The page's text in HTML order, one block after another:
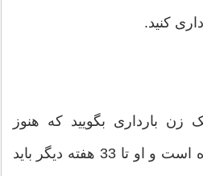
کنید.
زن بارداری بگویید که هنوز
سختی‌های بیشتری در راه است و او تا 33 هفته دیگر باید